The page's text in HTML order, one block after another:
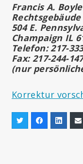
Francis A. Boyle
Rechtsgebäude
504 E.
Champaign IL
Telefon: 217-
Fax: 217-244-
(nur
Korrektur